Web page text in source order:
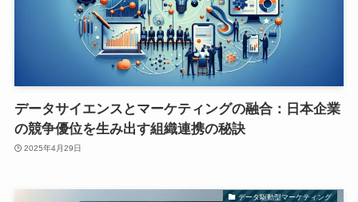
データサイエンスとマーケティングの融合：日本企業
の競争優位を生み出す組織連携の秘訣
2025年4月29日
データ駆動型マーケティング